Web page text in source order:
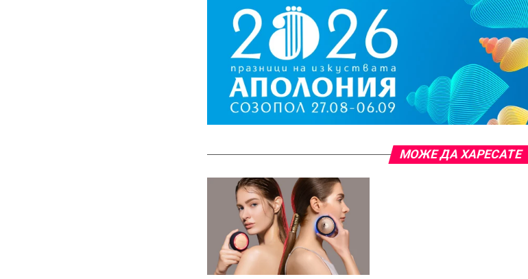
МОЖЕ ДА ХАРЕСАТЕ